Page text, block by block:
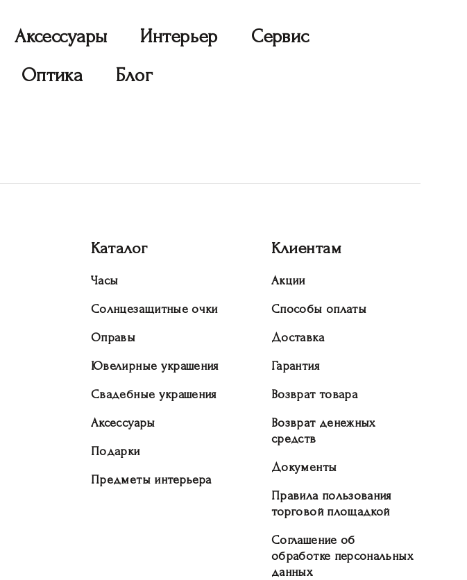
Аксессуары Интерьер
Сервис
Оптика Блог
Каталог
Часы
Солнцезащитные очки
Оправы
Ювелирные украшения
Свадебные украшения
Аксессуары
Подарки
Предметы интерьера
Клиентам
Акции
Способы оплаты
Доставка
Гарантия
Возврат товара
Возврат денежных
средств
Документы
Правила пользования
торговой площадкой
Соглашение об
обработке персональных
данных